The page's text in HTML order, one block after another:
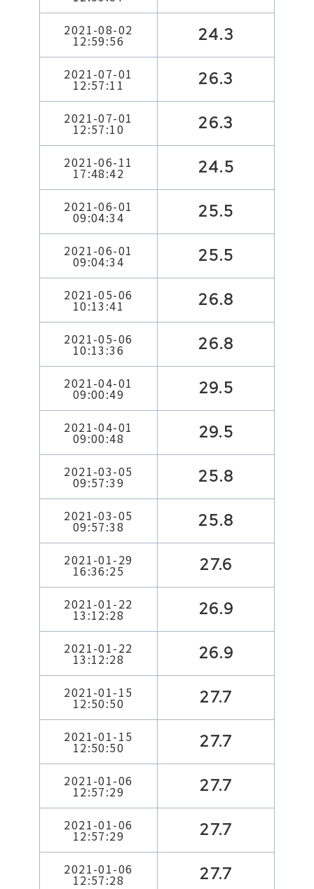
2021-08-02
12:59:56 24.3
2021-07-01
12:57:11 26.3
2021-07-01
12:57:10 26.3
2021-06-11
17:48:42 24.5
2021-06-01
09:04:34 25.5
2021-06-01
09:04:34 25.5
2021-05-06
10:13:41 26.8
2021-05-06
10:13:36 26.8
2021-04-01
09:00:49 29.5
2021-04-01
09:00:48 29.5
2021-03-05
09:57:39 25.8
2021-03-05
09:57:38 25.8
2021-01-29
16:36:25 27.6
2021-01-22
13:12:28 26.9
2021-01-22
13:12:28 26.9
2021-01-15
12:50:50 27.7
2021-01-15
12:50:50 27.7
2021-01-06
12:57:29 27.7
2021-01-06
12:57:29 27.7
2021-01-06
12:57:28 27.7